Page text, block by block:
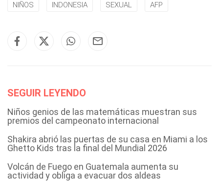
NIÑOS INDONESIA SEXUAL AFP
SEGUIR LEYENDO
Niños genios de las matemáticas muestran sus
premios del campeonato internacional
Shakira abrió las puertas de su casa en Miami a los
Ghetto Kids tras la final del Mundial 2026
Volcán de Fuego en Guatemala aumenta su
actividad y obliga a evacuar dos aldeas